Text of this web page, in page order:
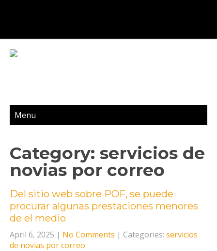
Menu
Category: servicios de
novias por correo
Del sitio web sobre POF, se puede
procurar algunas prestaciones menores
de el medio
April 6, 2025 | No Comments | Categories: servicios
de novias por correo